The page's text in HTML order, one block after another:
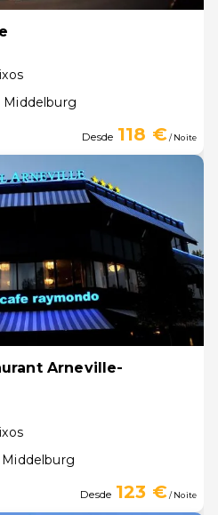
Middelburg
Desde 118 €/ Noite
Arneville-
Desde 123 €/ Noite